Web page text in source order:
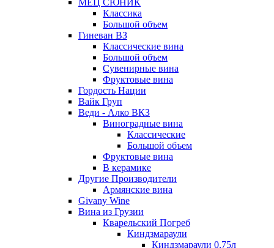
МЕЦ СЮНИК
Классика
Большой объем
Гиневан ВЗ
Классические вина
Большой объем
Сувенирные вина
Фруктовые вина
Гордость Нации
Вайк Груп
Веди - Алко ВКЗ
Виноградные вина
Классические
Большой объем
Фруктовые вина
В керамике
Другие Производители
Армянские вина
Givany Wine
Вина из Грузии
Кварельский Погреб
Киндзмараули
Киндзмараули 0,75л